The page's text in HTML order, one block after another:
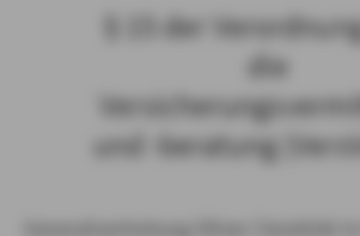
§ 15 der
die
und -beratung